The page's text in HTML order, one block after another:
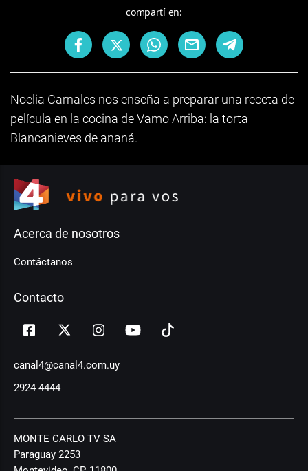
compartí en:
Noelia Carnales nos enseña a preparar una receta de
película en la cocina de Vamo Arriba: la torta
Blancanieves de ananá.
Acerca de nosotros
Contáctanos
Contacto
canal4@canal4.com.uy
2924 4444
MONTE CARLO TV SA
Paraguay 2253